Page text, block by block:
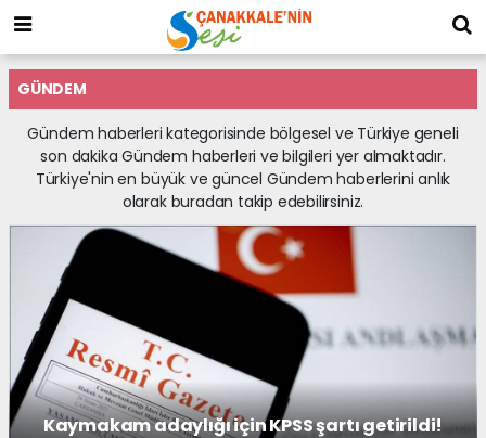
GÜNDEM
Gündem haberleri kategorisinde bölgesel ve Türkiye geneli
son dakika Gündem haberleri ve bilgileri yer almaktadır.
Türkiye'nin en büyük ve güncel Gündem haberlerini anlık
olarak buradan takip edebilirsiniz.
Kaymakam adaylığı için KPSS şartı getirildi!